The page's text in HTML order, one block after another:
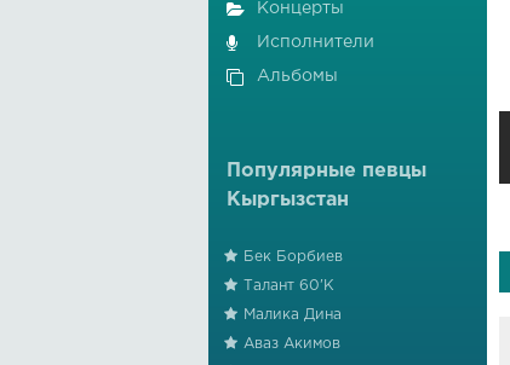
Концерты
Исполнители
Альбомы
Популярные певцы
Кыргызстан
Бек Борбиев
Талант 60'К
Малика Дина
Аваз Акимов